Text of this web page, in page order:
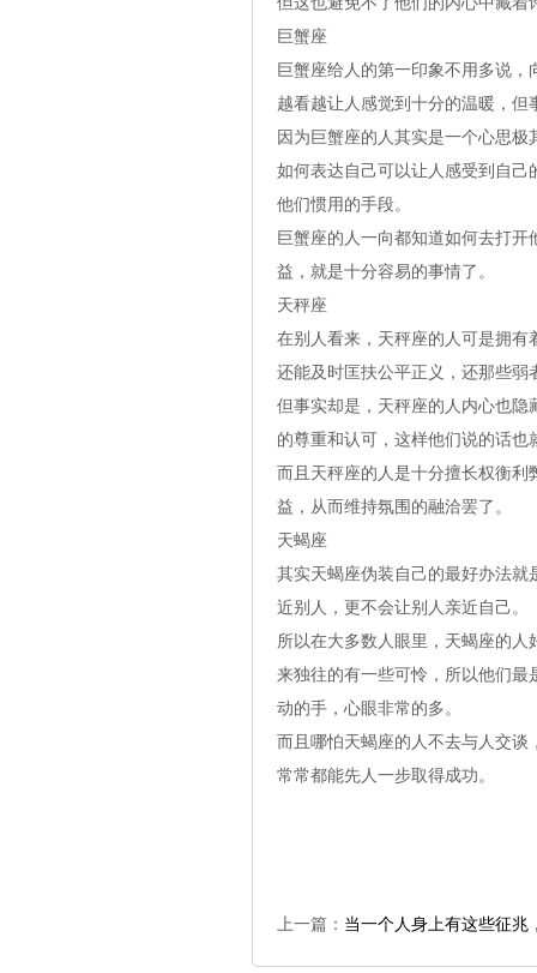
巨蟹座
巨蟹座给人的第一印象不用多说
越看越让人感觉到十分的温暖，但
因为巨蟹座的人其实是一个心思
如何表达自己可以让人感受到自
他们惯用的手段。
巨蟹座的人一向都知道如何去打
益，就是十分容易的事情了。
天秤座
在别人看来，天秤座的人可是拥
还能及时匡扶公平正义，还那些弱
但事实却是，天秤座的人内心也
的尊重和认可，这样他们说的话
而且天秤座的人是十分擅长权衡
益，从而维持氛围的融洽罢了。
天蝎座
其实天蝎座伪装自己的最好办法
近别人，更不会让别人亲近自己。
所以在大多数人眼里，天蝎座的
来独往的有一些可怜，所以他们
动的手，心眼非常的多。
而且哪怕天蝎座的人不去与人交
常常都能先人一步取得成功。
上一篇： 当一个人身上有这些征兆